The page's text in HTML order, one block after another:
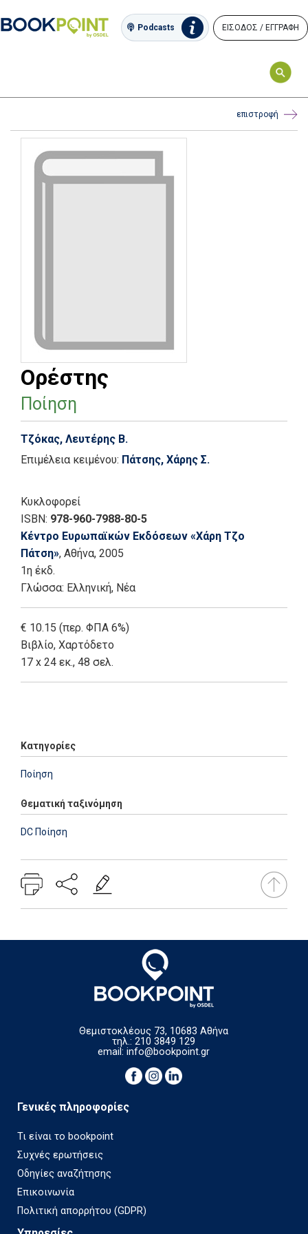
Podcasts ΕΙΣΟΔΟΣ / ΕΓΓΡΑΦΗ
επιστροφή
Ορέστης
Ποίηση
Τζόκας, Λευτέρης Β.
Επιμέλεια κειμένου: Πάτσης, Χάρης Σ.
Κυκλοφορεί
ISBN: 978-960-7988-80-5
Κέντρο Ευρωπαϊκών Εκδόσεων «Χάρη Τζο
Πάτση», Αθήνα, 2005
1η έκδ.
Γλώσσα: Ελληνική, Νέα
€ 10.15 (περ. ΦΠΑ 6%)
Βιβλίο, Χαρτόδετο
17 x 24 εκ., 48 σελ.
Κατηγορίες
Ποίηση
Θεματική ταξινόμηση
DC Ποίηση
Θεμιστοκλέους 73, 10683 Αθήνα
τηλ.: 210 3849 129
email:info@bookpoint.gr
Γενικές πληροφορίες
Τι είναι το bookpoint
Συχνές ερωτήσεις
Οδηγίες αναζήτησης
Επικοινωνία
Πολιτική απορρήτου (GDPR)